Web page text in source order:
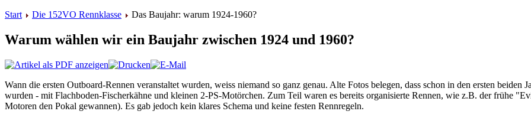
Start
Die 152VO Rennklasse Das Baujahr: warum 1924-1960?
Warum wählen wir ein Baujahr zwischen 1924 und 1960?
Wann die ersten Outboard-Rennen veranstaltet wurden, weiss niemand so ganz genau. Alte Fotos belegen, dass schon in den ersten beiden
wurden - mit Flachboden-Fischerkähne und kleinen 2-PS-Motörchen. Zum Teil waren es bereits organisierte Rennen, wie z.B. der frühe
Motoren den Pokal gewannen). Es gab jedoch kein klares Schema und keine festen Rennregeln.